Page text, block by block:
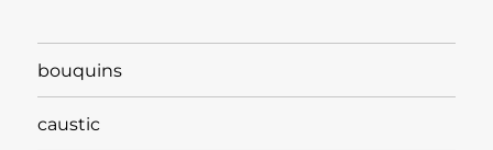
bouquins
caustic